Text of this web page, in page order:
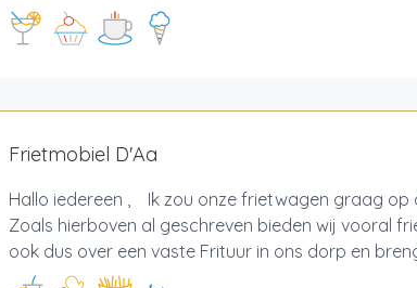
Frietmobiel D'Aa
Hallo iedereen , Ik zou onze frietwagen graag op
Zoals hierboven al geschreven bieden wij vooral
ook dus over een vaste Frituur in ons dorp en